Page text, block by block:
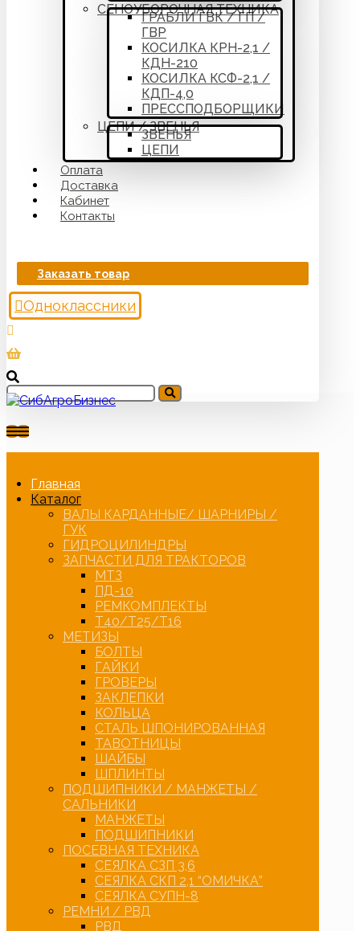
СЕНОУБОРОЧНАЯ ТЕХНИКА
ГРАБЛИ ГВК / ГП /
ГВР
КОСИЛКА КРН-2,1 /
КДН-210
КОСИЛКА КСФ-2,1 /
КДП-4,0
ПРЕССПОДБОРЩИКИ
ЦЕПИ / ЗВЕНЬЯ
ЗВЕНЬЯ
ЦЕПИ
Оплата
Доставка
Кабинет
Контакты
Заказать товар
Одноклассники
Главная
Каталог
ВАЛЫ КАРДАННЫЕ/ ШАРНИРЫ /
ГУК
ГИДРОЦИЛИНДРЫ
ЗАПЧАСТИ ДЛЯ ТРАКТОРОВ
МТЗ
ПД-10
РЕМКОМПЛЕКТЫ
Т40/Т25/Т16
МЕТИЗЫ
БОЛТЫ
ГАЙКИ
ГРОВЕРЫ
ЗАКЛЕПКИ
КОЛЬЦА
СТАЛЬ ШПОНИРОВАННАЯ
ТАВОТНИЦЫ
ШАЙБЫ
ШПЛИНТЫ
ПОДШИПНИКИ / МАНЖЕТЫ /
САЛЬНИКИ
МАНЖЕТЫ
ПОДШИПНИКИ
ПОСЕВНАЯ ТЕХНИКА
СЕЯЛКА СЗП 3,6
СЕЯЛКА СКП 2,1 “ОМИЧКА”
СЕЯЛКА СУПН-8
РЕМНИ / РВД
РВД